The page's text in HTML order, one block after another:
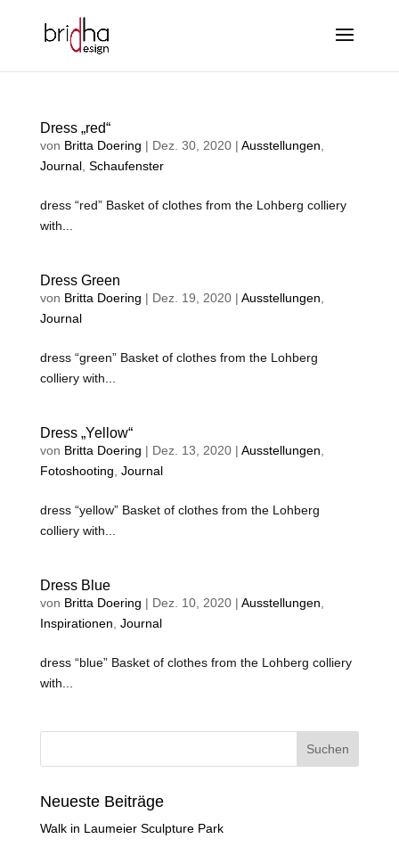
Dress „red“
von Britta Doering | Dez. 30, 2020| Ausstellungen
Journal, Schaufenster
dress “red” Basket of clothes from the Lohberg colliery
with...
Dress Green
von Britta Doering | Dez. 19, 2020| Ausstellungen
Journal
dress “green” Basket of clothes from the Lohberg
colliery with...
Dress „Yellow“
von Britta Doering | Dez. 13, 2020| Ausstellungen
Fotoshooting Journal
dress “yellow” Basket of clothes from the Lohberg
colliery with...
Dress Blue
von Britta Doering | Dez. 10, 2020| Ausstellungen
Inspirationen Journal
dress “blue” Basket of clothes from the Lohberg colliery
with...
Neueste Beiträge
Walk in Laumeier Sculpture Park